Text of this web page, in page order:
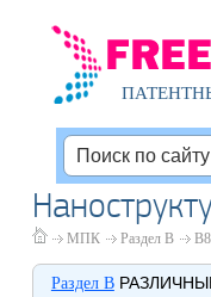
МПК Раздел B
Раздел B